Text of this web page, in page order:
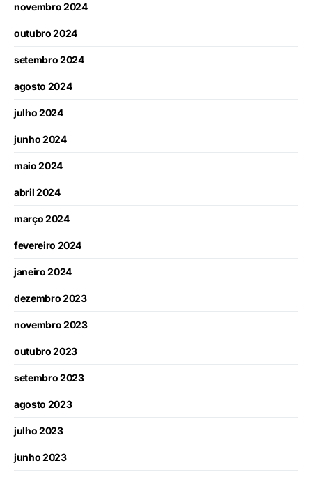
novembro 2024
outubro 2024
setembro 2024
agosto 2024
julho 2024
junho 2024
maio 2024
abril 2024
março 2024
fevereiro 2024
janeiro 2024
dezembro 2023
novembro 2023
outubro 2023
setembro 2023
agosto 2023
julho 2023
junho 2023